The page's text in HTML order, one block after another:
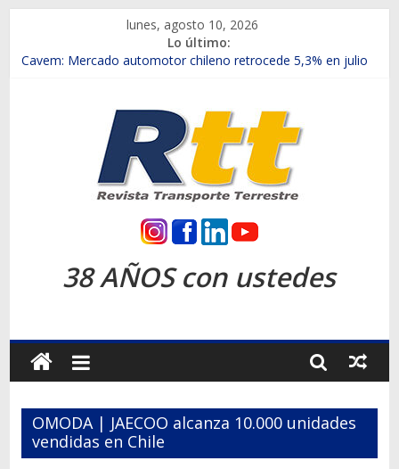
contenido
lunes, agosto 10, 2026
Lo último:
Chile es el primer mercado internacional en lanzar la nueva
Salfa suma vehículos electrificados de Chevrolet en el Biobío
Samex amplía su red con nuevas sucursales en Rancagua y
SINOTRUK Pick-ups presentó la recién estrenada Bolden en
la Expo Compras Públicas 2026
Revista
Transporte
Terrestre
Autos,
camiones,
motos,
38 AÑOS con ustedes
OMODA | JAECOO alcanza 10.000 unidades
vendidas en Chile